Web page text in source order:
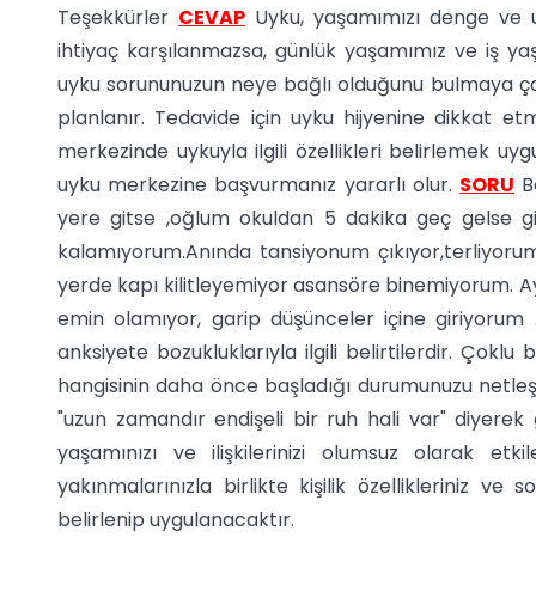
Teşekkürler CEVAPUyku, yaşamımızı denge
ihtiyaç karşılanmazsa, günlük yaşamımız ve iş
uyku sorununuzun neye bağlı olduğunu bulmaya
planlanır. Tedavide için uyku hijyenine dikkat
merkezinde uykuyla ilgili özellikleri belirlemek
uyku merkezine başvurmanız yararlı olur. SORU
yere gitse ,oğlum okuldan 5 dakika geç gelse
kalamıyorum.Anında tansiyonum
yerde kapı kilitleyemiyor asansöre binemiyorum.
emin olamıyor, garip düşünceler içine
anksiyete bozukluklarıyla ilgili belirtilerdir.
hangisinin daha önce başladığı durumunuzu
"uzun zamandır endişeli bir ruh hali var"
yaşamınızı ve ilişkilerinizi olumsuz olarak
yakınmalarınızla birlikte kişilik özellikleriniz
belirlenip uygulanacaktır.